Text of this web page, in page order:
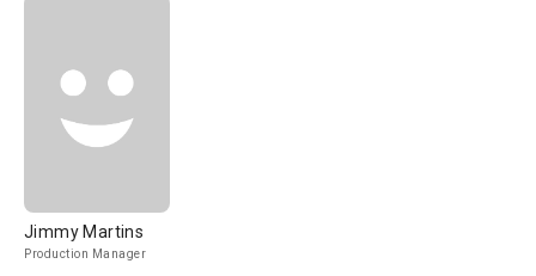
Jimmy Martins
Production Manager